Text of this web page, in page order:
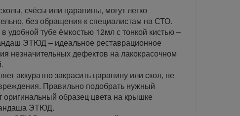
счёсы или царапины, могут легко
без обращения к специалистам на СТО.
удобной тубе ёмкостью 12мл с тонкой кистью –
ЭТЮД – идеальное реставрационное
незначительных дефектов на лакокрасочном
аккуратно закрасить царапину или скол, не
Правильно подобрать нужный
оригинальный образец цвета на крышке
ЭТЮД.